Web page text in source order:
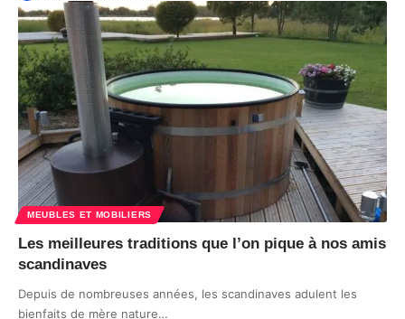
MEUBLES ET MOBILIERS
Les meilleures traditions que l’on pique à nos amis
scandinaves
Depuis de nombreuses années, les scandinaves adulent les
bienfaits de mère nature…